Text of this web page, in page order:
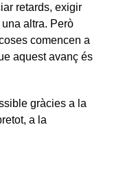
retards, exigir
altra. Però
comencen a
aquest avanç és
gràcies a la
a la